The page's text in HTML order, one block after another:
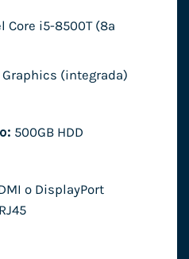
Core i5-8500T (8ª
Graphics (integrada)
500GB HDD
o DisplayPort